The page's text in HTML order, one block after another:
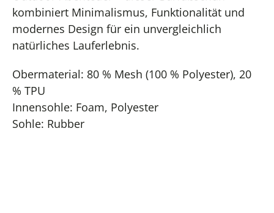
kombiniert Minimalismus, Funktionalität und
modernes Design für ein unvergleichlich
natürliches Lauferlebnis.
Obermaterial: 80 % Mesh (100 % Polyester), 20
% TPU
Innensohle: Foam, Polyester
Sohle: Rubber